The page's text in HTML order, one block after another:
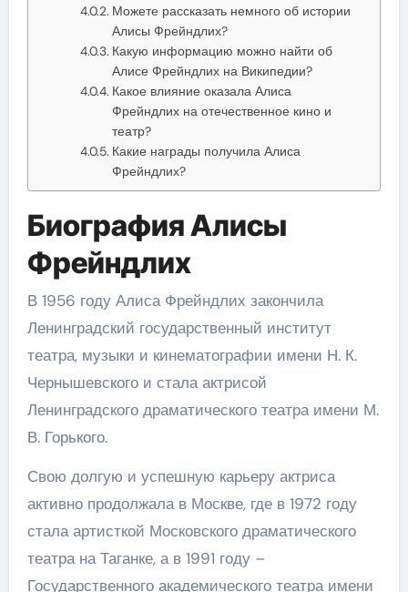
Можете рассказать немного об истории
Алисы Фрейндлих?
Какую информацию можно найти об
Алисе Фрейндлих на Википедии?
Какое влияние оказала Алиса
Фрейндлих на отечественное кино и
театр?
Какие награды получила Алиса
Фрейндлих?
Биография Алисы
Фрейндлих
В 1956 году Алиса Фрейндлих закончила
Ленинградский государственный институт
театра, музыки и кинематографии имени Н. К.
Чернышевского и стала актрисой
Ленинградского драматического театра имени М.
В. Горького.
Свою долгую и успешную карьеру актриса
активно продолжала в Москве, где в 1972 году
стала артисткой Московского драматического
театра на Таганке, а в 1991 году –
Государственного академического театра имени